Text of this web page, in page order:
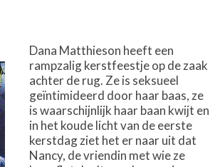
Dana Matthieson heeft een
rampzalig kerstfeestje op de zaak
achter de rug. Ze is seksueel
geïntimideerd door haar baas, ze
is waarschijnlijk haar baan kwijt en
in het koude licht van de eerste
kerstdag ziet het er naar uit dat
Nancy, de vriendin met wie ze